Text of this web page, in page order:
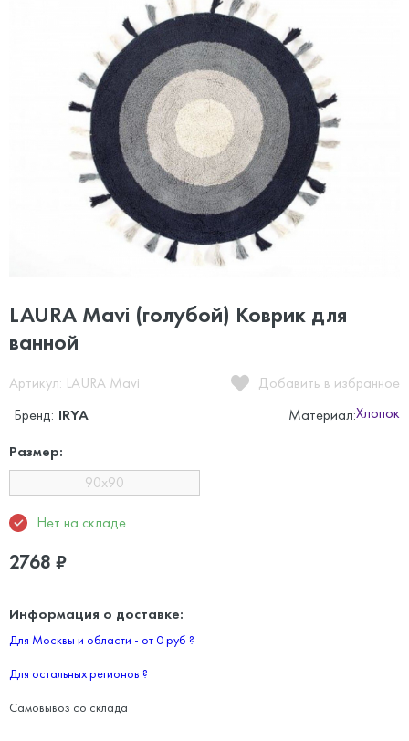
LAURA Mavi (голубой) Коврик для
ванной
Артикул: LAURA Mavi
Добавить в избранное
Бренд: IRYA Материал:Хлопок
Размер:
90x90
Нет на складе
2768 ₽
Информация о доставке:
Для Москвы и области - от 0 руб ?
Для остальных регионов ?
Самовывоз со склада